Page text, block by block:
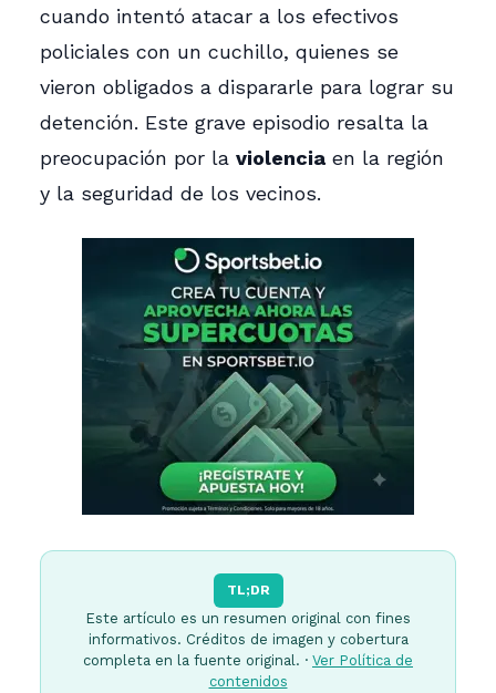
cuando intentó atacar a los efectivos
policiales con un cuchillo, quienes se
vieron obligados a dispararle para lograr su
detención. Este grave episodio resalta la
preocupación por la violencia en la región
y la seguridad de los vecinos.
TL;DR
Este artículo es un resumen original con fines
informativos. Créditos de imagen y cobertura
completa en la fuente original. · Ver Política de
contenidos